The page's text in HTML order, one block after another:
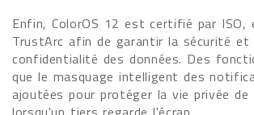
Enfin, ColorOS 12 est certifié par ISO,
TrustArc afin de garantir la sécurité et
confidentialité des données. Des
que le masquage intelligent des
ajoutées pour protéger la vie privée